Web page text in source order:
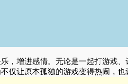
，增进感情。无论是一起打游戏
仅让原本孤独的游戏变得热闹，也